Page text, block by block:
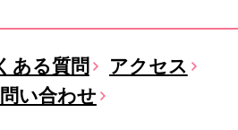
ある質問
アクセス
い合わせ